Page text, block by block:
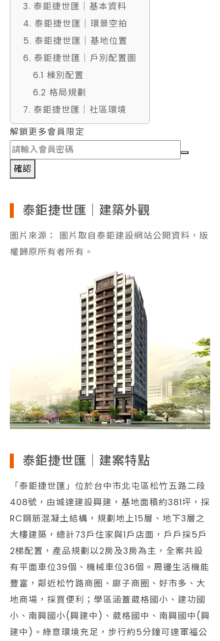
3. 泰鉅捷世匯｜基本資料
4. 泰鉅捷世匯｜環景空拍
5. 泰鉅捷世匯｜基地位置
6. 泰鉅捷世匯｜戶別配置圖
6.1 棟別配置
6.2 格局規劃
7. 泰鉅捷世匯｜社區環境
解鎖更多會員限定
確認
泰鉅捷世匯｜建築外觀
圖片來源： 圖片取自泰鉅建設網站公開資料，版
權歸原所有者所有。
泰鉅捷世匯｜建案特點
「泰鉅捷世匯」位於台中市北屯區松竹五路二段
408號，由城達建設興建，基地面積約381坪，採
RC鋼筋混凝土結構，規劃地上15層、地下3層之
大樓建築，總計73戶住家與1戶店面，戶戶採5戶
2梯配置，產品規劃以2房及3房為主，全案共設
有平面車位39個、機械車位36個。周邊生活機能
豐富，鄰近松竹路商圈、廍子商圈、好市多、大
地商場，採買便利；學區涵蓋葳格國小、建功國
小、南興國小(興建中)、葳格國中、南興國中(興
建中)。綠意環境充足，步行約5分鐘可達軍福公